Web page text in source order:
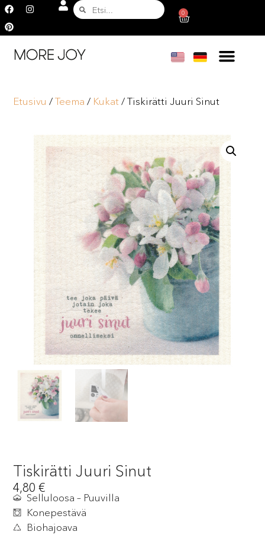
0
Etusivu /Teema / Kukat/ Tiskirätti Juuri Sinut
Tiskirätti Juuri Sinut
4,80€
Selluloosa – Puuvilla
Konepestävä
Biohajoava